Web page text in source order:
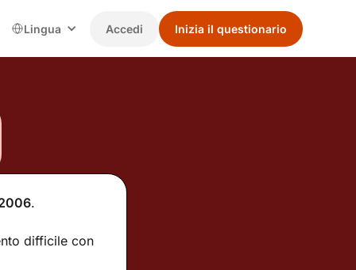
Lingua Accedi Inizia il questionario
.
difficile con